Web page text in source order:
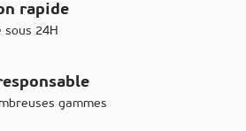
rapide
24H
gammes